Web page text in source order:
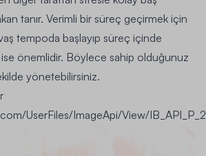
tanır. Verimli bir süreç geçirmek için
tempoda başlayıp süreç içinde
önemlidir. Böylece sahip olduğunuz
yönetebilirsiniz.
UserFiles/ImageApi/View/